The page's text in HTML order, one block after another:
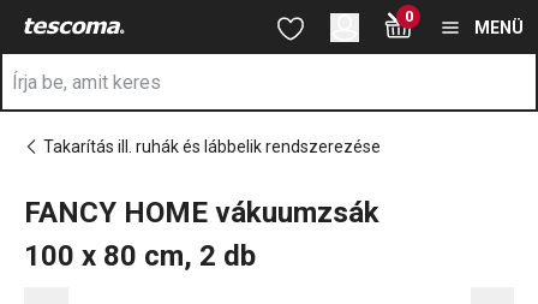
A FANCY HOME vákuumzsák 100 x 80 cm, 2 db oldalon
Ugrás a fő tartalomhoz
Ugrás a kereséshez
Ugrás a navigációhoz 0
MENÜ
Takarítás ill. ruhák és lábbelik rendszerezése
FANCY HOME vákuumzsák
100 x 80 cm, 2 db